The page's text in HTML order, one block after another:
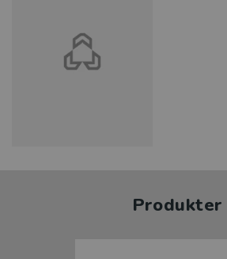
Produkter